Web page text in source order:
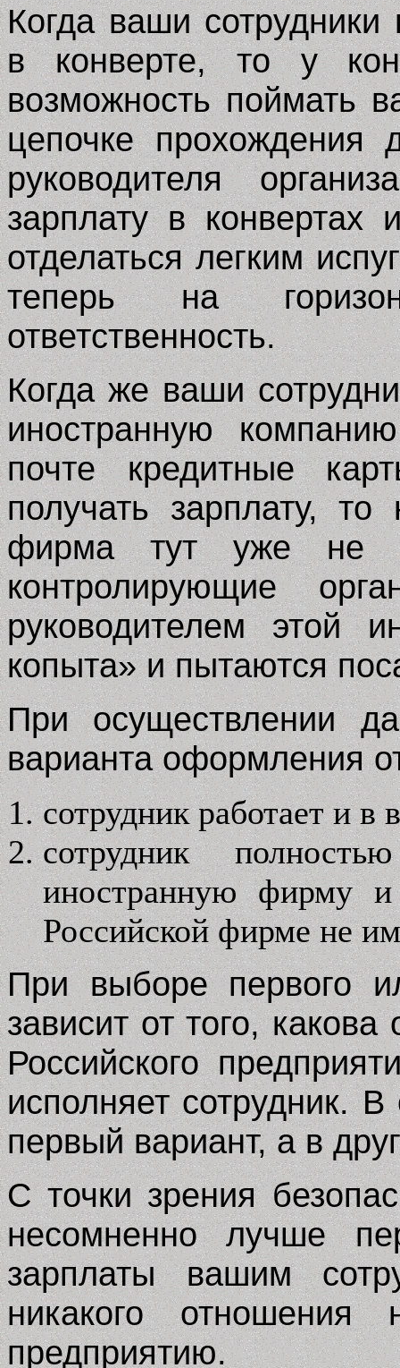
Когда ваши
в конверте, то у
возможность поймать
цепочке прохождения
руководителя
зарплату в
отделаться легким
теперь на
ответственность.
Когда же ваши
иностранную
почте кредитные
получать зарплату,
фирма тут уже не
контролирующие
руководителем этой
копыта» и пытаются
При осуществлении
варианта оформления
сотрудник работает и
сотрудник
иностранную фирму
Российской фирме не
При выборе первого
зависит от того,
Российского
исполняет сотрудник.
первый вариант, а в
Cточки зрения
несомненно лучше
зарплаты вашим
никакого
предприятию.